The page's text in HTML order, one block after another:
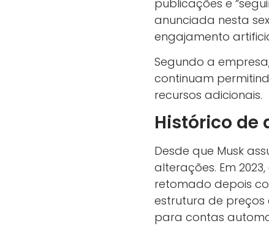
publicações e
anunciada nesta
engajamento
Segundo a
continuam
recursos adicionais.
Histórico de
Desde que Musk
alterações. Em
retomado depois
estrutura de preços
para contas